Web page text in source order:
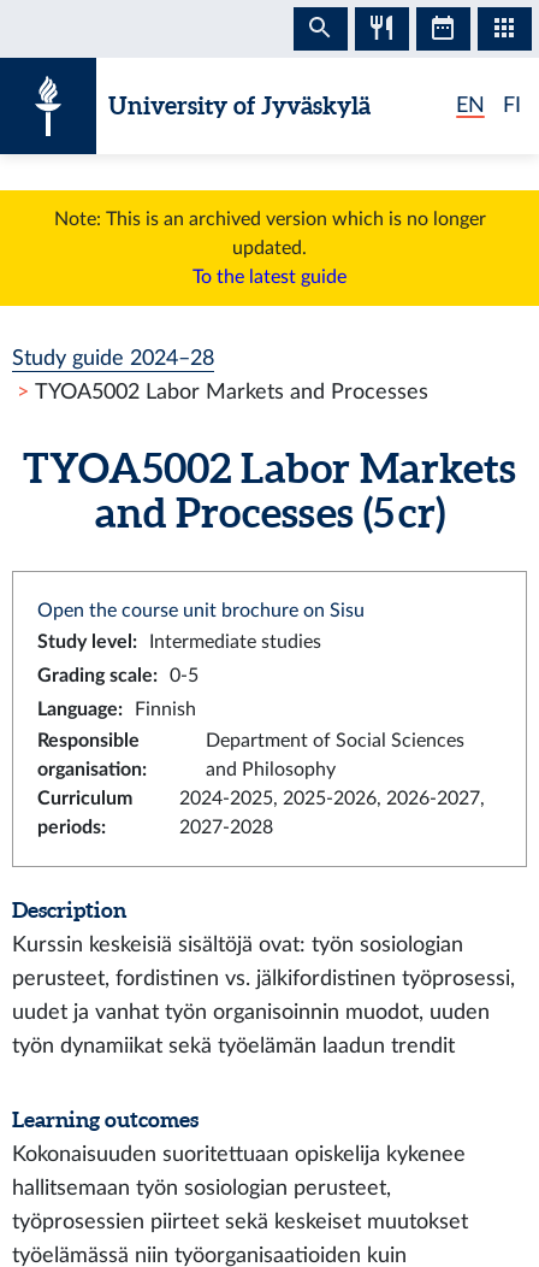
University of Jyväskylä EN FI
Note: This is an archived version which is no longer
updated.
To the latest guide
Study guide 2024–28
TYOA5002 Labor Markets and Processes
TYOA5002 Labor Markets
and Processes (5 cr)
Open the course unit brochure on Sisu
Study level :
Intermediate studies
Grading scale:
0-5
Language:
Finnish
Responsible
organisation:
Department of Social Sciences
and Philosophy
Curriculum
periods:
2024-2025, 2025-2026, 2026-2027,
2027-2028
Description
Kurssin keskeisiä sisältöjä ovat: työn sosiologian
perusteet, fordistinen vs. jälkifordistinen työprosessi,
uudet ja vanhat työn organisoinnin muodot, uuden
työn dynamiikat sekä työelämän laadun trendit
Learning outcomes
Kokonaisuuden suoritettuaan opiskelija kykenee
hallitsemaan työn sosiologian perusteet,
työprosessien piirteet sekä keskeiset muutokset
työelämässä niin työorganisaatioiden kuin